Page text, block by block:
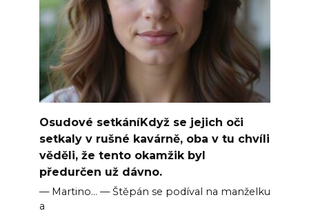
Osudové setkáníKdyž se jejich oči
setkaly v rušné kavárně, oba v tu chvíli
věděli, že tento okamžik byl
předurčen už dávno.
— Martino… — Štěpán se podíval na manželku
a